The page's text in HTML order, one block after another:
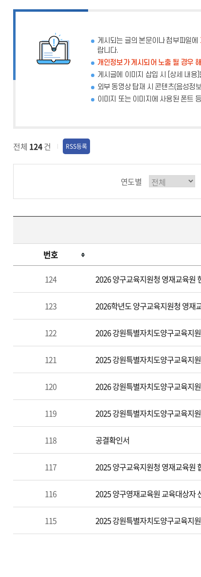
게시되는 글의 본문이나 첨부파일에
랍니다.
개인정보가 게시되어 노출 될 경우
게시글에 이미지 삽입 시 [상세 내용
외부 동영상 탑재 시 콘텐츠(음성정
이미지 또는 이미지에 사용된 폰트
전체 124건 RSS등록
연도별
교
자
번호
124 2026 양구교육지원청 영재교육원
123 2026학년도 양구교육지원청 영재
122 2026 강원특별자치도양구교육지
121 2025 강원특별자치도양구교육지
120 2026 강원특별자치도양구교육지
119 2025 강원특별자치도양구교육지
118 공결확인서
117 2025 양구교육지원청 영재교육원
116 2025 양구영재교육원 교육대상자
115 2025 강원특별자치도양구교육지